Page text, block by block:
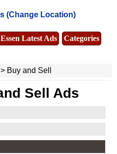
(Change Location)
Essen Latest Ads
Categories
> Buy and Sell
Sell Ads